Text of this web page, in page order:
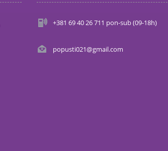
+381 69 40 26 711 pon-sub (09-18h)
popusti021@gmail.com